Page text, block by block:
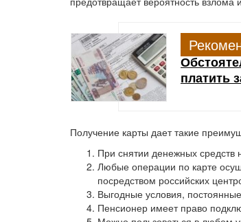
платить
Получение карты дает такие
При снятии денежных средств
Любые операции по карте
посредством российских
Выгодные условия,
Пенсионер имеет право